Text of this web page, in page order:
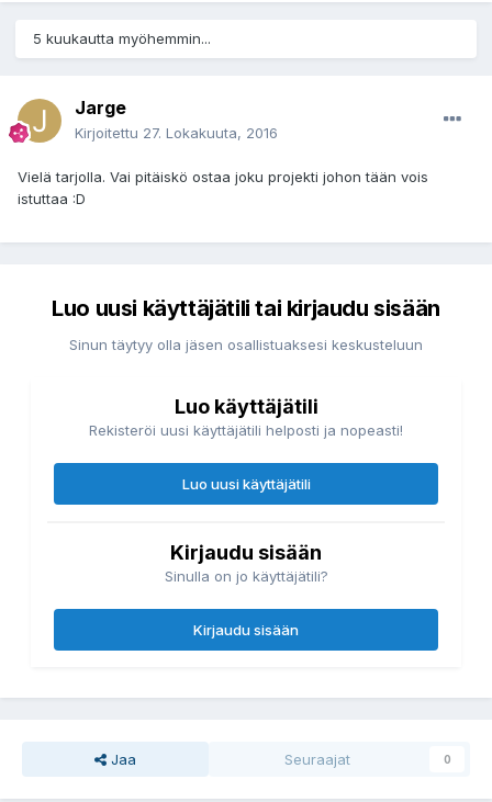
5 kuukautta myöhemmin...
Jarge
Kirjoitettu 27. Lokakuuta, 2016
Vielä tarjolla. Vai pitäiskö ostaa joku projekti johon tään vois
istuttaa :D
Luo uusi käyttäjätili tai kirjaudu sisään
Sinun täytyy olla jäsen osallistuaksesi keskusteluun
Luo käyttäjätili
Rekisteröi uusi käyttäjätili helposti ja nopeasti!
Luo uusi käyttäjätili
Kirjaudu sisään
Sinulla on jo käyttäjätili?
Kirjaudu sisään
Jaa Seuraajat 0